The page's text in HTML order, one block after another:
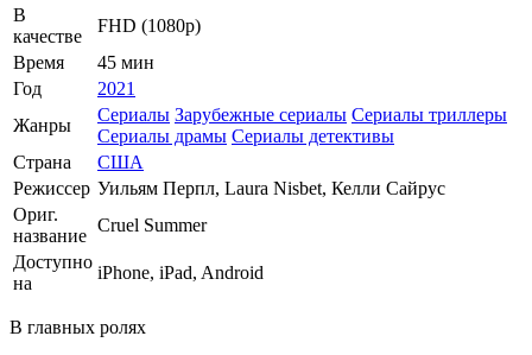
В
качестве
FHD (1080p)
Время
45 мин
Год
2021
Жанры
Сериалы Зарубежные сериалы Сериалы триллеры
Сериалы драмы Сериалы детективы
Страна
США
Режиссер Уильям Перпл, Laura Nisbet, Келли Сайрус
Ориг.
название
Cruel Summer
Доступно
на
iPhone, iPad, Android
В главных ролях